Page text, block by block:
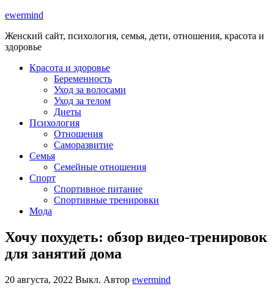
ewermind
Женский сайт, психология, семья, дети, отношения, красота и
здоровье
Красота и здоровье
Беременность
Уход за волосами
Уход за телом
Диеты
Психология
Отношения
Саморазвитие
Семья
Семейные отношения
Спорт
Спортивное питание
Спортивные тренировки
Мода
Хочу похудеть: обзор видео-тренировок
для занятий дома
20 августа, 2022 Выкл. Автор ewermind